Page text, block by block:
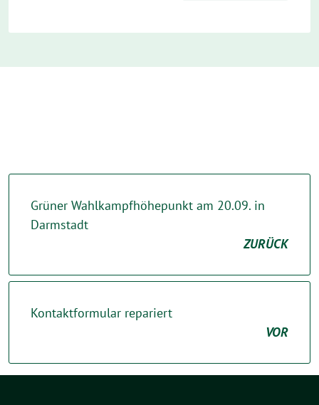
Grüner Wahlkampfhöhepunkt am 20.09. in
Darmstadt
ZURÜCK
Kontaktformular repariert
VOR